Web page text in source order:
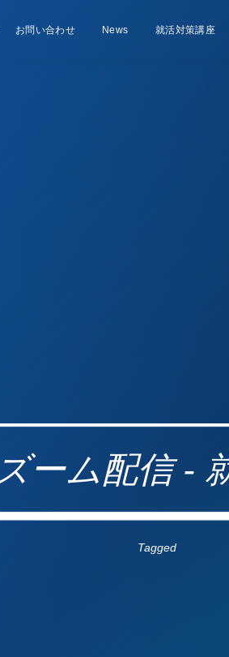
お問い合わせ
Contact News
お知らせ 就活対策講座
Lesson
ズーム配信 -
Tagged